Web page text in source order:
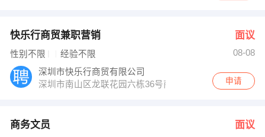
快乐行商贸兼职营销 面议
性别不限 经验不限
08-08
深圳市快乐行商贸有限公司
深圳市南山区龙联花园六栋36号商铺（西丽万佳旁）
申请
商务文员 面议